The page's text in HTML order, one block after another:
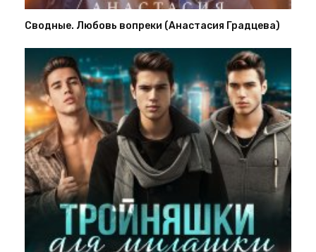
Сводные. Любовь вопреки (Анастасия Градцева)